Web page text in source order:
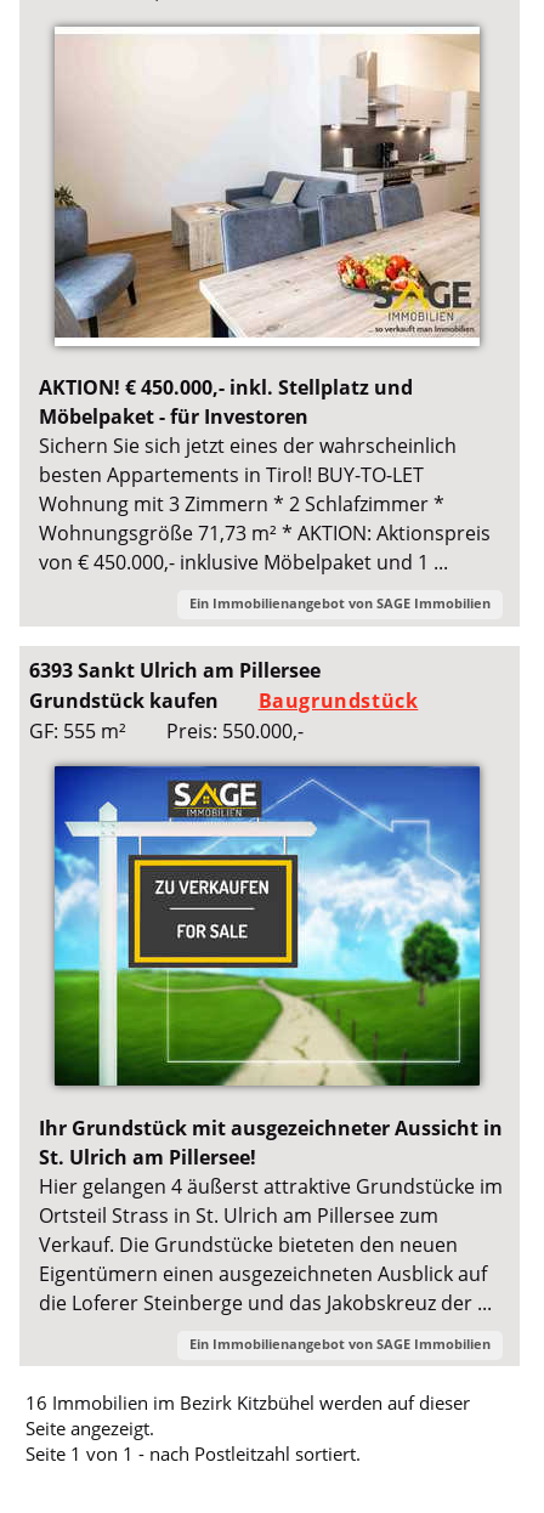
AKTION! € 450.000,- inkl. Stellplatz und
Möbelpaket - für Investoren
Sichern Sie sich jetzt eines der wahrscheinlich
besten Appartements in Tirol! BUY-TO-LET
Wohnung mit 3 Zimmern * 2 Schlafzimmer *
Wohnungsgröße 71,73 m² * AKTION: Aktionspreis
von € 450.000,- inklusive Möbelpaket und 1 ...
Ein Immobilienangebot von SAGE Immobilien
6393 Sankt Ulrich am Pillersee
Grundstück kaufen
Baugrundstück
GF: 555 m²
Preis: 550.000,-
Ihr Grundstück mit ausgezeichneter Aussicht in
St. Ulrich am Pillersee!
Hier gelangen 4 äußerst attraktive Grundstücke im
Ortsteil Strass in St. Ulrich am Pillersee zum
Verkauf. Die Grundstücke bieteten den neuen
Eigentümern einen ausgezeichneten Ausblick auf
die Loferer Steinberge und das Jakobskreuz der ...
Ein Immobilienangebot von SAGE Immobilien
16 Immobilien im Bezirk Kitzbühel werden auf dieser
Seite angezeigt.
Seite 1 von 1 - nach Postleitzahl sortiert.